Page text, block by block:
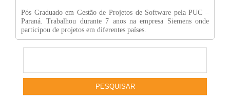
Pós Graduado em Gestão de Projetos de Software pela PUC –
Paraná. Trabalhou durante 7 anos na empresa Siemens onde
participou de projetos em diferentes países.